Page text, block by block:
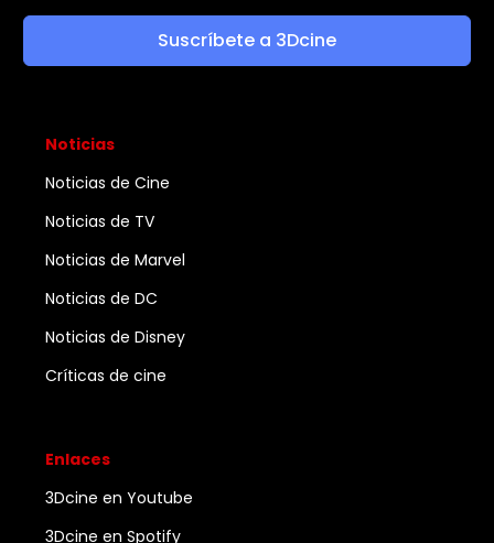
Suscríbete a 3Dcine
Noticias
Noticias de Cine
Noticias de TV
Noticias de Marvel
Noticias de DC
Noticias de Disney
Críticas de cine
Enlaces
3Dcine en Youtube
3Dcine en Spotify